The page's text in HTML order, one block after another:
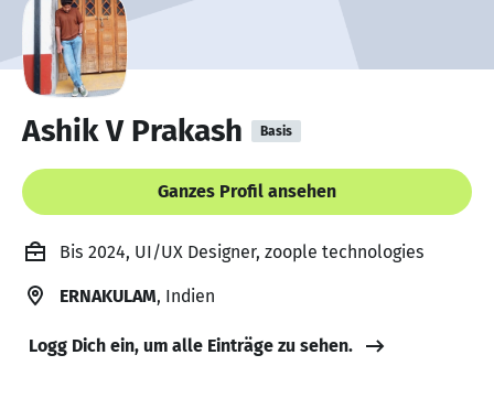
Ashik V Prakash Basis
Ganzes Profil ansehen
Bis 2024, UI/UX Designer, zoople technologies
ERNAKULAM, Indien
Logg Dich ein, um alle Einträge zu sehen.